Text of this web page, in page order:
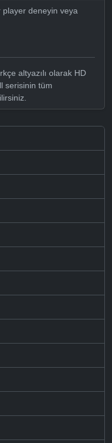
player deneyin veya
altyazılı olarak HD
serisinin tüm